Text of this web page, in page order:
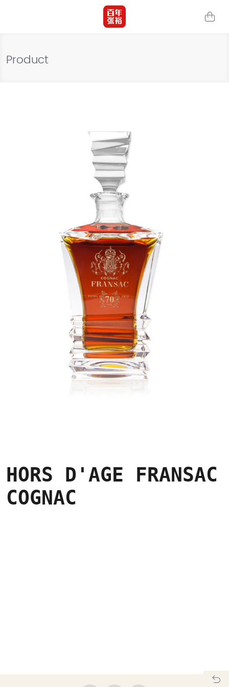
Product
HORS D'AGE FRANSAC
COGNAC